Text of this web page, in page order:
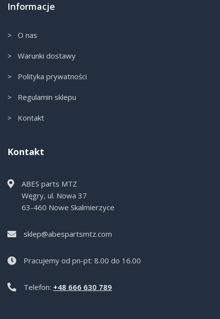
Informacje
> O nas
> Warunki dostawy
> Polityka prywatności
> Regulamin sklepu
> Kontakt
Kontakt
ABES parts MTZ
Węgry, ul. Nowa 37
63-460 Nowe Skalmierzyce
sklep@abespartsmtz.com
Pracujemy od pn-pt: 8.00 do 16.00
Telefon: +48 666 630 789